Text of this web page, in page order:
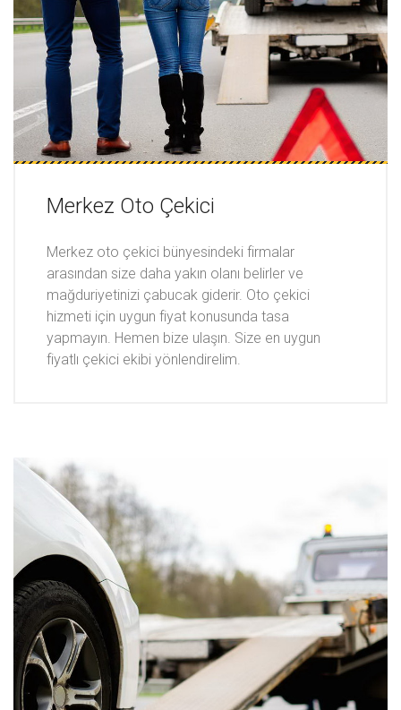
Merkez Oto Çekici
Merkez oto çekici bünyesindeki firmalar
arasından size daha yakın olanı belirler ve
mağduriyetinizi çabucak giderir. Oto çekici
hizmeti için uygun fiyat konusunda tasa
yapmayın. Hemen bize ulaşın. Size en uygun
fiyatlı çekici ekibi yönlendirelim.